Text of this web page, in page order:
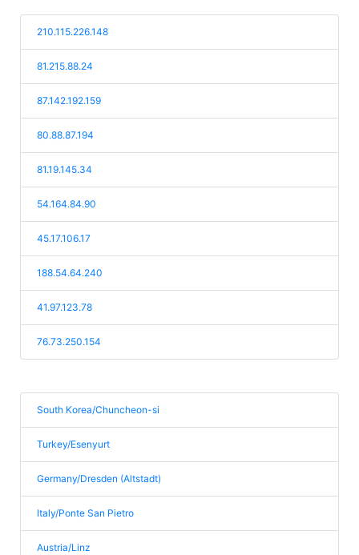
210.115.226.148
81.215.88.24
87.142.192.159
80.88.87.194
81.19.145.34
54.164.84.90
45.17.106.17
188.54.64.240
41.97.123.78
76.73.250.154
South Korea/Chuncheon-si
Turkey/Esenyurt
Germany/Dresden (Altstadt)
Italy/Ponte San Pietro
Austria/Linz